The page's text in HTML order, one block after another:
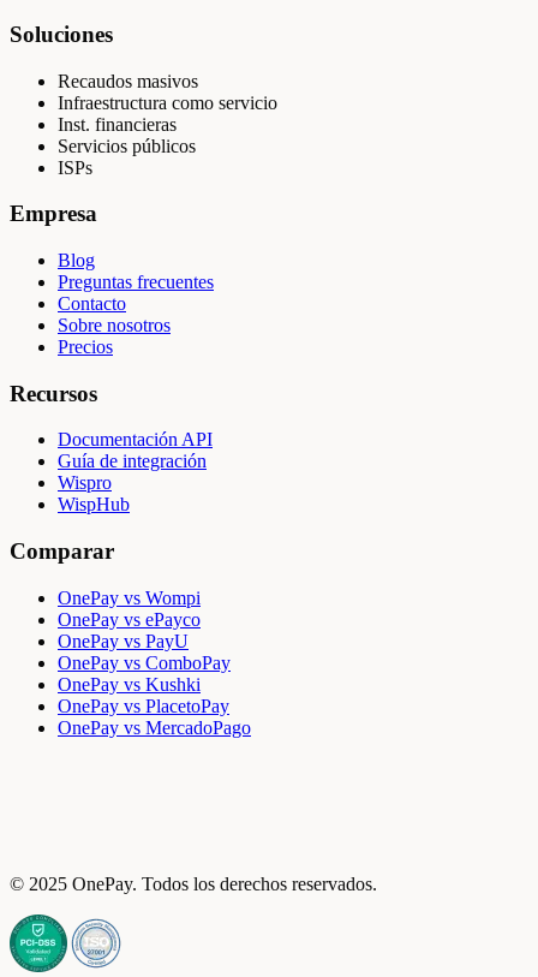
Soluciones
Recaudos masivos
Infraestructura como servicio
Inst. financieras
Servicios públicos
ISPs
Empresa
Blog
Preguntas frecuentes
Contacto
Sobre nosotros
Precios
Recursos
Documentación API
Guía de integración
Wispro
WispHub
Comparar
OnePay vs Wompi
OnePay vs ePayco
OnePay vs PayU
OnePay vs ComboPay
OnePay vs Kushki
OnePay vs PlacetoPay
OnePay vs MercadoPago
© 2025 OnePay. Todos los derechos reservados.